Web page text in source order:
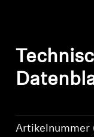
Artikelnummer